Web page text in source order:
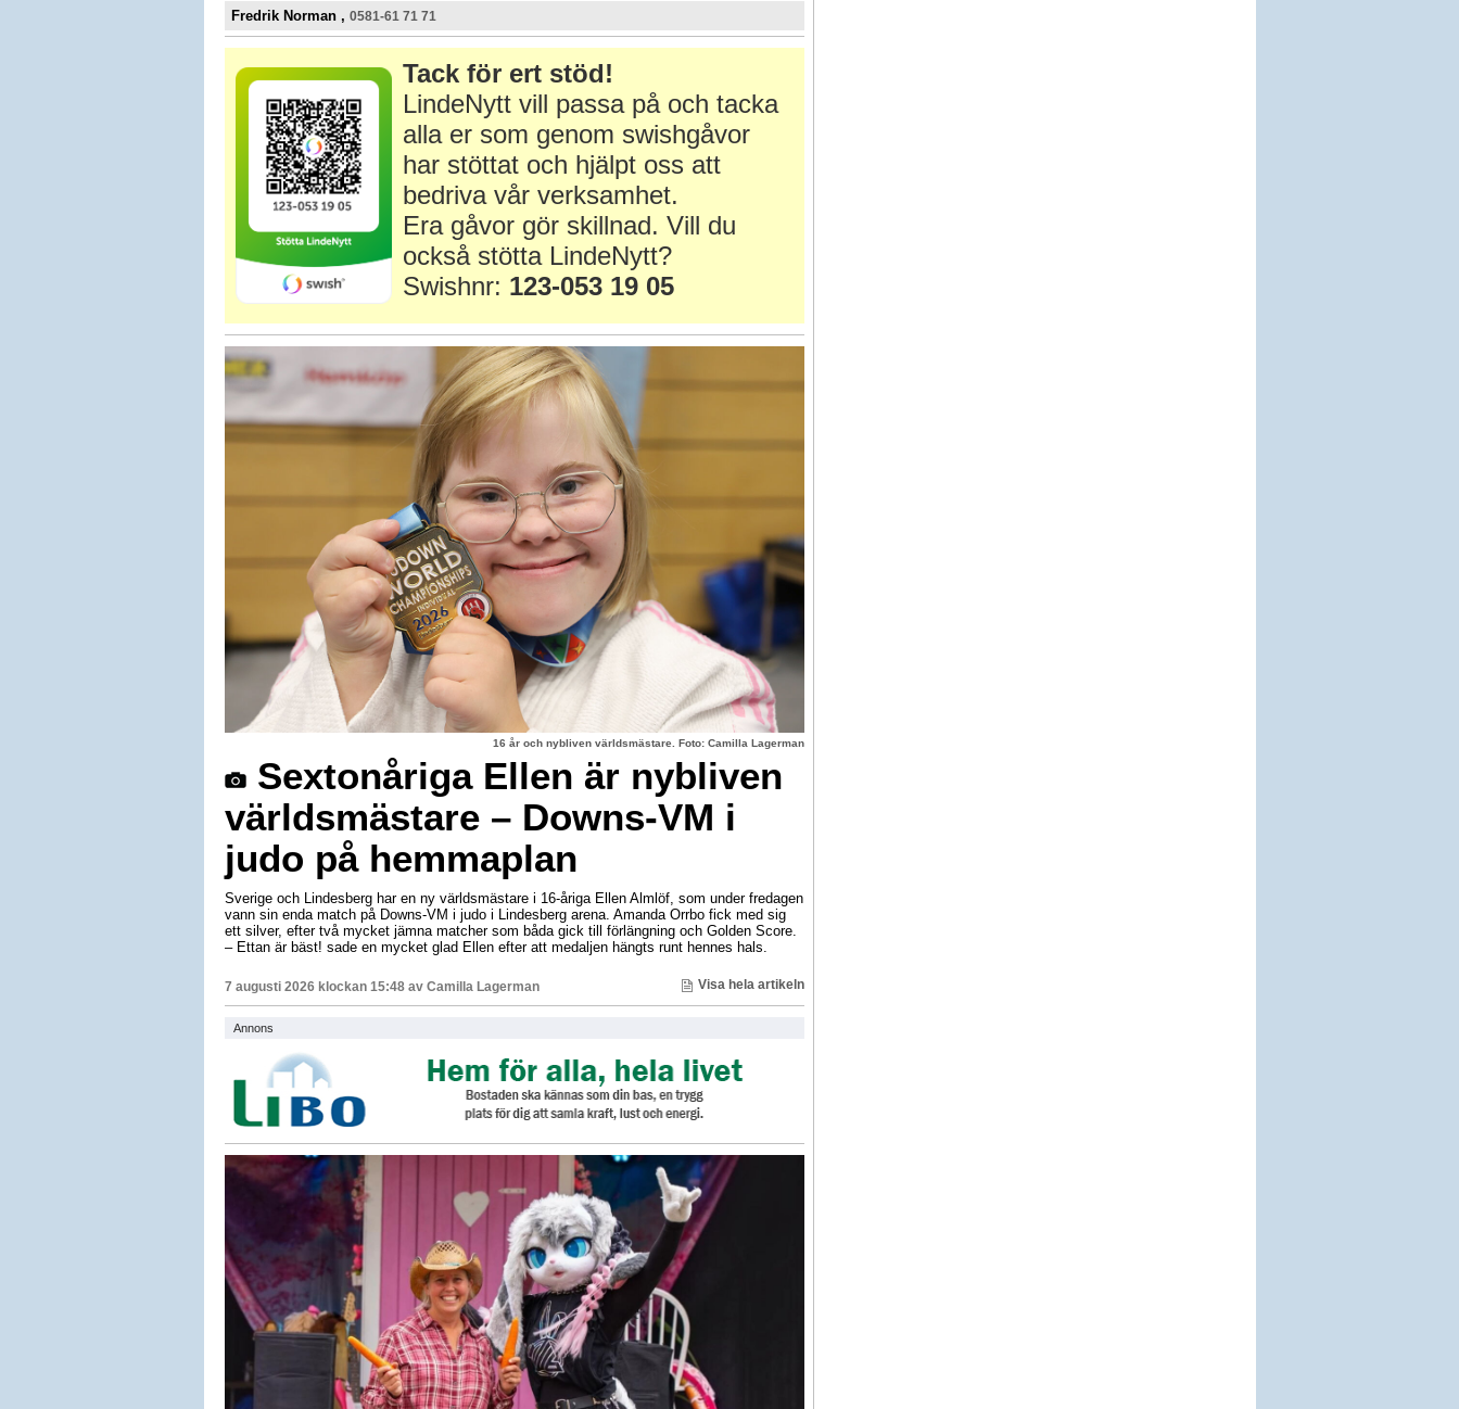
Fredrik Norman , 0581-61 71 71
Tack för ert stöd!
LindeNytt vill passa på och tacka
alla er som genom swishgåvor
har stöttat och hjälpt oss att
bedriva vår verksamhet.
Era gåvor gör skillnad. Vill du
också stötta LindeNytt?
Swishnr: 123-053 19 05
16 år och nybliven världsmästare. Foto: Camilla Lagerman
Sextonåriga Ellen är nybliven
världsmästare – Downs-VM i
judo på hemmaplan
Sverige och Lindesberg har en ny världsmästare i 16-åriga Ellen Almlöf, som under fredagen
vann sin enda match på Downs-VM i judo i Lindesberg arena. Amanda Orrbo fick med sig
ett silver, efter två mycket jämna matcher som båda gick till förlängning och Golden Score.
– Ettan är bäst! sade en mycket glad Ellen efter att medaljen hängts runt hennes hals.
7 augusti 2026 klockan 15:48 av Camilla Lagerman Visa hela artikeln
Annons